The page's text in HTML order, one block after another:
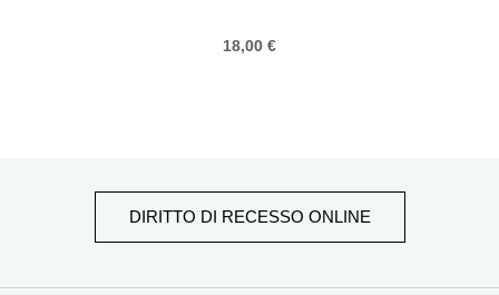
18,00 €
DIRITTO DI RECESSO ONLINE